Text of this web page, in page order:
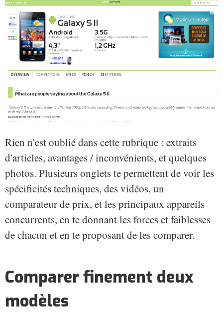
Rien n'est oublié dans cette rubrique : extraits
d'articles, avantages / inconvénients, et quelques
photos. Plusieurs onglets te permettent de voir les
spécificités techniques, des vidéos, un
comparateur de prix, et les principaux appareils
concurrents, en te donnant les forces et faiblesses
de chacun et en te proposant de les comparer.
Comparer finement deux
modèles